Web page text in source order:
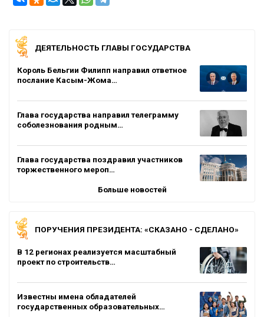
ДЕЯТЕЛЬНОСТЬ ГЛАВЫ ГОСУДАРСТВА
Король Бельгии Филипп направил ответное
послание Касым-Жома…
Глава государства направил телеграмму
соболезнования родным…
Глава государства поздравил участников
торжественного мероп…
Больше новостей
ПОРУЧЕНИЯ ПРЕЗИДЕНТА: «СКАЗАНО - СДЕЛАНО»
В 12 регионах реализуется масштабный
проект по строительств…
Известны имена обладателей
государственных образовательных…